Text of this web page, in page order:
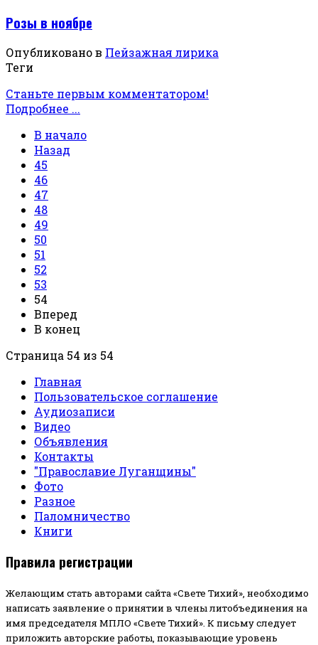
Розы в ноябре
Опубликовано в Пейзажная лирика
Теги
Станьте первым комментатором!
Подробнее ...
В начало
Назад
45
46
47
48
49
50
51
52
53
54
Вперед
В конец
Страница 54 из 54
Главная
Пользовательское соглашение
Аудиозаписи
Видео
Объявления
Контакты
"Православие Луганщины"
Фото
Разное
Паломничество
Книги
Правила регистрации
Желающим стать авторами сайта «Свете Тихий», необходимо
написать заявление о принятии в члены литобъединения на
имя председателя МПЛО «Свете Тихий». К письму следует
приложить авторские работы, показывающие уровень